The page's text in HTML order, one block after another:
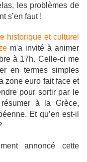
les problèmes de
s’en faut !
historique et culturel
m'a invité à animer
à 17h. Celle-ci me
en termes simples
zone euro fait face et
pour sortir par le
à la Grèce,
Et qu’en est-il
annoncé cette